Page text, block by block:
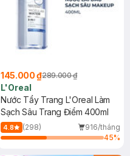
145.000 ₫289.000 ₫
L'Oreal
Nước Tẩy Trang L'Oreal Làm
Sạch Sâu Trang Điểm 400ml
4.8 (298)
916/tháng
45%